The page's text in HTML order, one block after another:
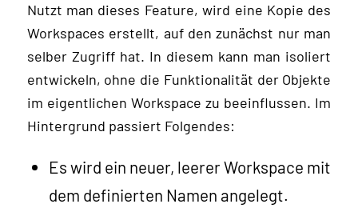
Nutzt man dieses Feature, wird eine Kopie des
Workspaces erstellt, auf den zunächst nur man
selber Zugriff hat. In diesem kann man isoliert
entwickeln, ohne die Funktionalität der Objekte
im eigentlichen Workspace zu beeinflussen. Im
Hintergrund passiert Folgendes:
Es wird ein neuer, leerer Workspace mit
dem definierten Namen angelegt.